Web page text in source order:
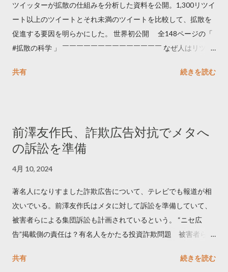
ツイッターが拡散の仕組みを分析した資料を公開。1,300リツイ
ート以上のツイートとそれ未満のツイートを比較して、拡散を
促進する要因を明らかにした。 世界初公開 全148ページの「
#拡散の科学 」 ￣￣￣￣￣￣￣￣￣￣￣￣￣￣ なぜ人はリツイ
学しました。 ー バズの目安は1300リツイート ー 人は16の熱量
トするのか？ https://marketing.twitter.com/ja/insights/kakusan
共有 続きを読む
前澤友作氏、詐欺広告対抗でメタへ
の訴訟を準備
4月 10, 2024
著名人になりすました詐欺広告について、テレビでも報道が相
次いでいる。前澤友作氏はメタに対して訴訟を準備していて、
被害者らによる集団訴訟も計画されているという。 “ニセ広
告”掲載側の責任は？有名人をかたる投資詐欺問題 被害者らが
https://newsdig.tbs.co.jp/articles/-/1091835 なぜなくならな
共有 続きを読む